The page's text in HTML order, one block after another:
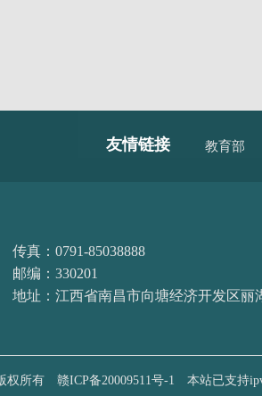
友情链接 教育部
传真：0791-85038888
邮编：330201
地址：江西省南昌市向塘经济开发区丽
权所有 赣ICP备20009511号-1 本站已支持